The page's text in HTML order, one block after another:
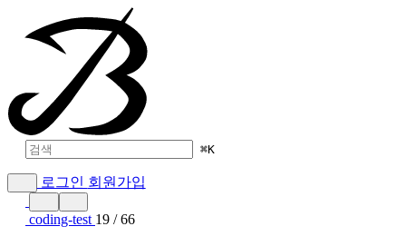
⌘K
로그인 회원가입
coding-test 19 / 66